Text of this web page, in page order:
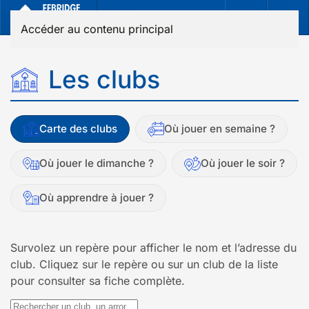
Accéder au contenu principal
Les clubs
Carte des clubs Où jouer en semaine ?
Où jouer le dimanche ? Où jouer le soir ?
Où apprendre à jouer ?
Survolez un repère pour afficher le nom et l’adresse du
club. Cliquez sur le repère ou sur un club de la liste
pour consulter sa fiche complète.
Rechercher un club, un arrondissement ou une ville